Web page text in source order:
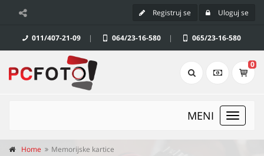
Registruj se Uloguj se
011/407-21-09 | 064/23-16-580 | 065/23-16-580
0
Toggle
MENI
Home Memorijske kartice